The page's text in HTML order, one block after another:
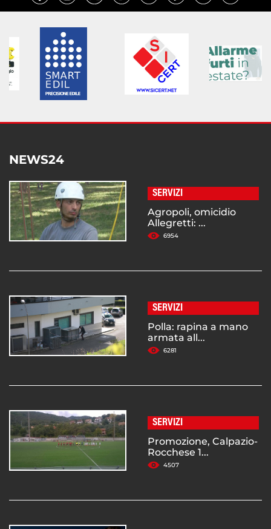
NEWS24
SERVIZI
Agropoli, omicidio
Allegretti: ...
6954
SERVIZI
Polla: rapina a mano
armata all...
6281
SERVIZI
Promozione, Calpazio-
Rocchese 1...
4507